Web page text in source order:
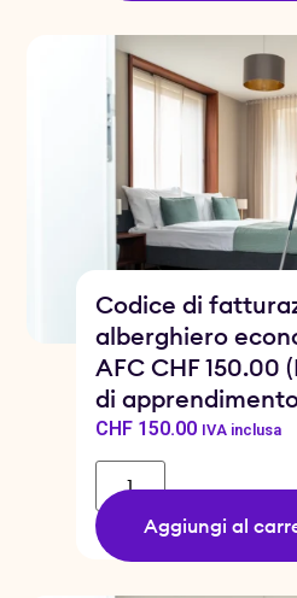
Codice di
alberghiero
AFC CHF 150.00
di
CHF150.00 IVA inclusa
Aggiungi al